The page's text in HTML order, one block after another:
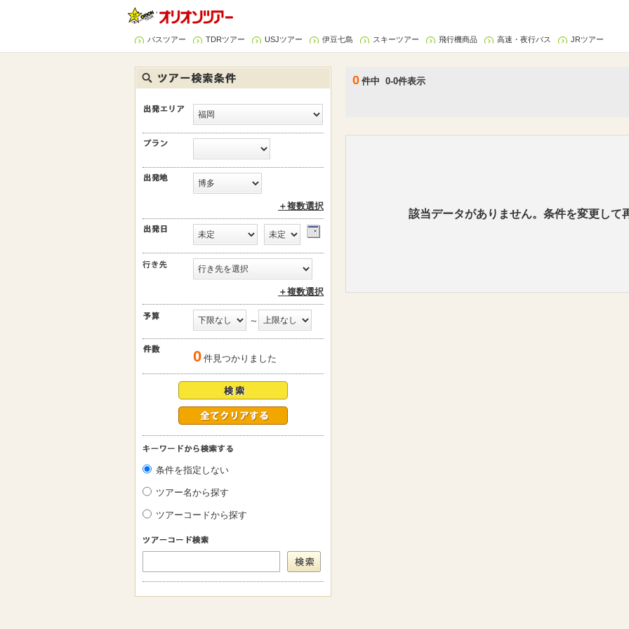
バスツアー TDRツアー USJツアー 伊豆七島 スキーツアー 飛行機商品 高速・夜行バス JRツアー
＋複数選択
＋複数選択
～
0 件見つかりました
条件を指定しない
ツアー名から探す
ツアーコードから探す
0 件中 0-0件表示
該当データがありません。条件を変更して